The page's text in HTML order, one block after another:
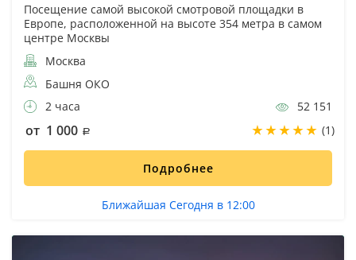
Посещение самой высокой смотровой площадки в
Европе, расположенной на высоте 354 метра в самом
центре Москвы
Москва
Башня ОКО
2 часа
52 151
от 1 000 (1)
Подробнее
Ближайшая Сегодня в 12:00